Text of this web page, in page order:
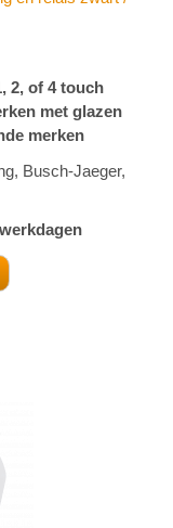
2, of 4 touch
met glazen
merken
Busch-Jaeger,